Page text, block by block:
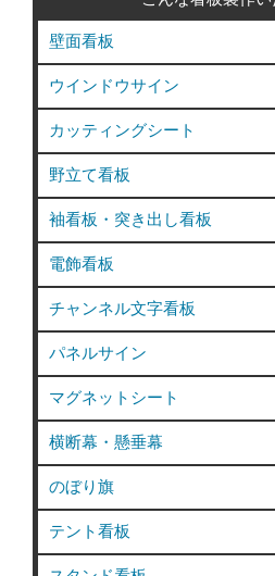
壁面看板
ウインドウサイン
カッティングシート
野立て看板
袖看板・突き出し看板
電飾看板
チャンネル文字看板
パネルサイン
マグネットシート
横断幕・懸垂幕
のぼり旗
テント看板